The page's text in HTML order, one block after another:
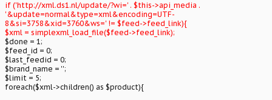
if ('http://xml.ds1.nl/update/?wi=' . $this->api_media .
'&update=normal&type=xml&encoding=UTF-
8&si=3758&xid=3760&ws=' != $feed->feed_link){
$xml = simplexml_load_file($feed->feed_link);
$done = 1;
$feed_id = 0;
$last_feedid = 0;
$brand_name = '';
$limit = 5;
foreach($xml->children() as $product){